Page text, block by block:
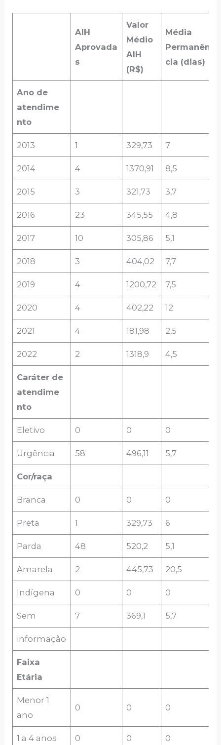
AIH
Aprovada
s
Valor
Médio
AIH
(R$)
Média
Permanên
cia (dias)
Ano de
atendime
nto
2013 1 329,73 7
2014 4 1370,91 8,5
2015 3 321,73 3,7
2016 23 345,55 4,8
2017 10 305,86 5,1
2018 3 404,02 7,7
2019 4 1200,72 7,5
2020 4 402,22 12
2021 4 181,98 2,5
2022 2 1318,9 4,5
Caráter de
atendime
nto
Eletivo 0 0 0
Urgência 58 496,11 5,7
Cor/raça
Branca 0 0 0
Preta 1 329,73 6
Parda 48 520,2 5,1
Amarela 2 445,73 20,5
Indígena 0 0 0
Sem 7 369,1 5,7
informação
Faixa
Etária
Menor 1
ano
0 0 0
1 a 4 anos 0 0 0